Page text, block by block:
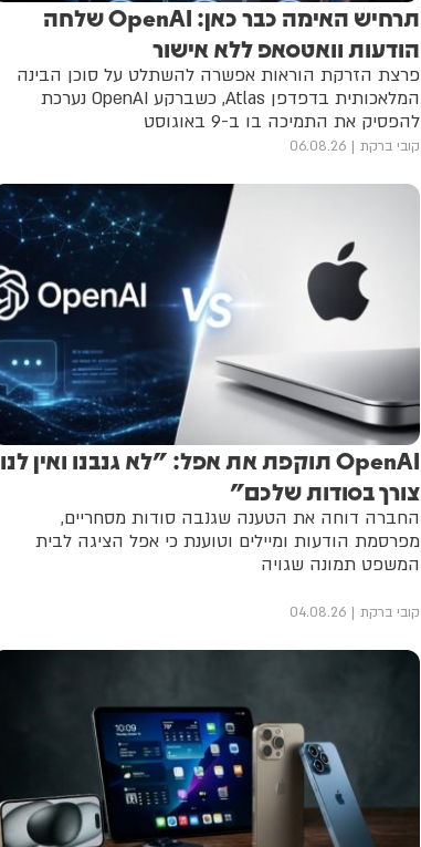
תרחיש האימה כבר כאן: OpenAI שלחה
הודעות וואטסאפ ללא אישור
פרצת הזרקת הוראות אפשרה להשתלט על סוכן הבינה
המלאכותית בדפדפן Atlas, כשברקע OpenAI נערכת
להפסיק את התמיכה בו ב-9 באוגוסט
קובי ברקת 06.08.26
OpenAI תוקפת את אפל: "לא גנבנו ואין לנו
צורך בסודות שלכם"
החברה דוחה את הטענה שגנבה סודות מסחריים,
מפרסמת הודעות ומיילים וטוענת כי אפל הציגה לבית
המשפט תמונה שגויה
קובי ברקת 04.08.26